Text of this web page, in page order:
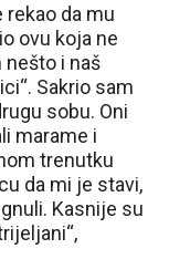
rekao da mu
ovu koja ne
nešto i naš
Sakrio sam
sobu. Oni
marame i
trenutku
da mi je stavi,
Kasnije su